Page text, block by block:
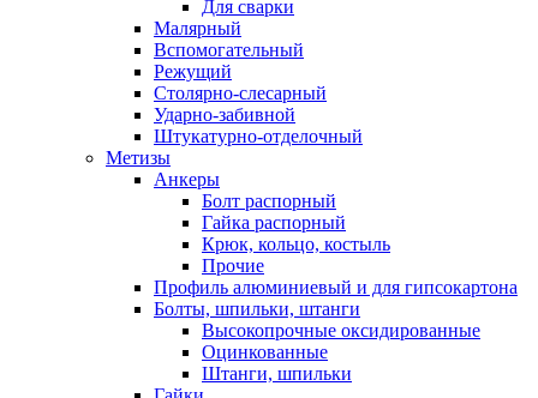
Для сварки
Малярный
Вспомогательный
Режущий
Столярно-слесарный
Ударно-забивной
Штукатурно-отделочный
Метизы
Анкеры
Болт распорный
Гайка распорный
Крюк, кольцо, костыль
Прочие
Профиль алюминиевый и для гипсокартона
Болты, шпильки, штанги
Высокопрочные оксидированные
Оцинкованные
Штанги, шпильки